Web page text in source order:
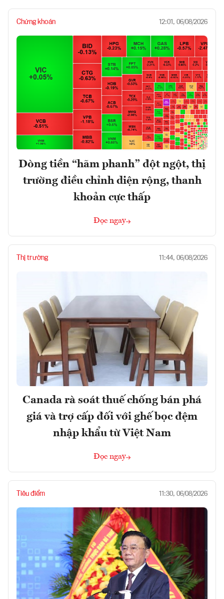
Chứng khoán 12:01, 06/08/2026
Dòng tiền “hãm phanh” đột ngột, thị
trường điều chỉnh diện rộng, thanh
khoản cực thấp
Đọc ngay
Thị trường 11:44, 06/08/2026
Canada rà soát thuế chống bán phá
giá và trợ cấp đối với ghế bọc đệm
nhập khẩu từ Việt Nam
Đọc ngay
Tiêu điểm 11:30, 06/08/2026